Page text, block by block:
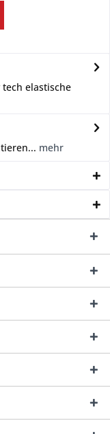
elastische
mehr